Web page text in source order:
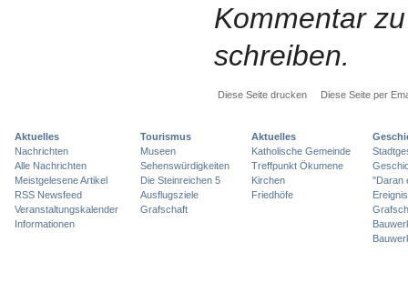
Kommentar
schreiben.
Diese Seite drucken Diese Seite per
Aktuelles
Nachrichten
Alle Nachrichten
Meistgelesene Artikel
RSS Newsfeed
Veranstaltungskalender
Informationen
Tourismus
Museen
Sehenswürdigkeiten
Die Steinreichen 5
Ausflugsziele
Grafschaft
Aktuelles
Katholische Gemeinde
Treffpunkt Ökumene
Kirchen
Friedhöfe
"Daran